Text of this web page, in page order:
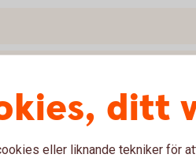
ditt
eller liknande tekniker för